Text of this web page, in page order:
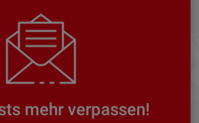
mehr verpassen!